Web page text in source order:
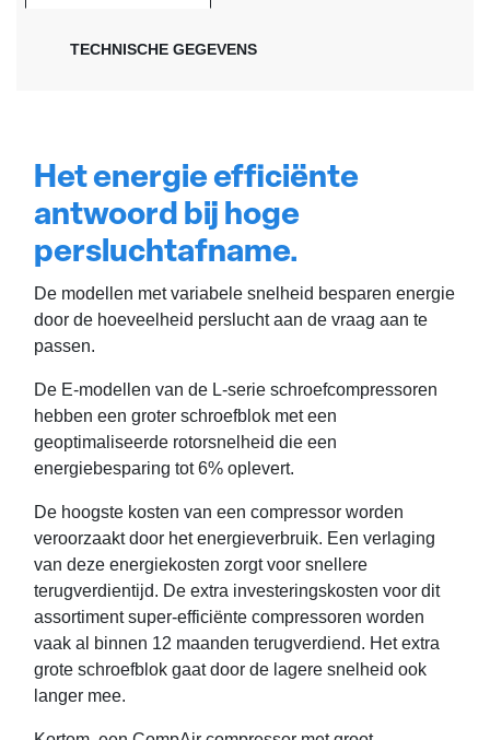
TECHNISCHE GEGEVENS
Het energie efficiënte
antwoord bij hoge
persluchtafname.
De modellen met variabele snelheid besparen energie
door de hoeveelheid perslucht aan de vraag aan te
passen.
De E-modellen van de L-serie schroefcompressoren
hebben een groter schroefblok met een
geoptimaliseerde rotorsnelheid die een
energiebesparing tot 6% oplevert.
De hoogste kosten van een compressor worden
veroorzaakt door het energieverbruik. Een verlaging
van deze energiekosten zorgt voor snellere
terugverdientijd. De extra investeringskosten voor dit
assortiment super-efficiënte compressoren worden
vaak al binnen 12 maanden terugverdiend. Het extra
grote schroefblok gaat door de lagere snelheid ook
langer mee.